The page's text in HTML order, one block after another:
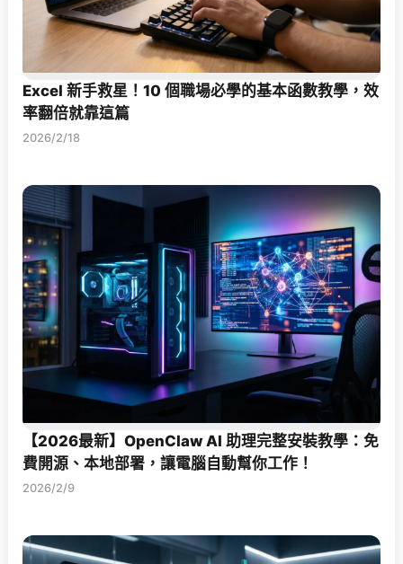
Excel 新手救星！10 個職場必學的基本函數教學，效
率翻倍就靠這篇
2026/2/18
【2026最新】OpenClaw AI 助理完整安裝教學：免
費開源、本地部署，讓電腦自動幫你工作！
2026/2/9